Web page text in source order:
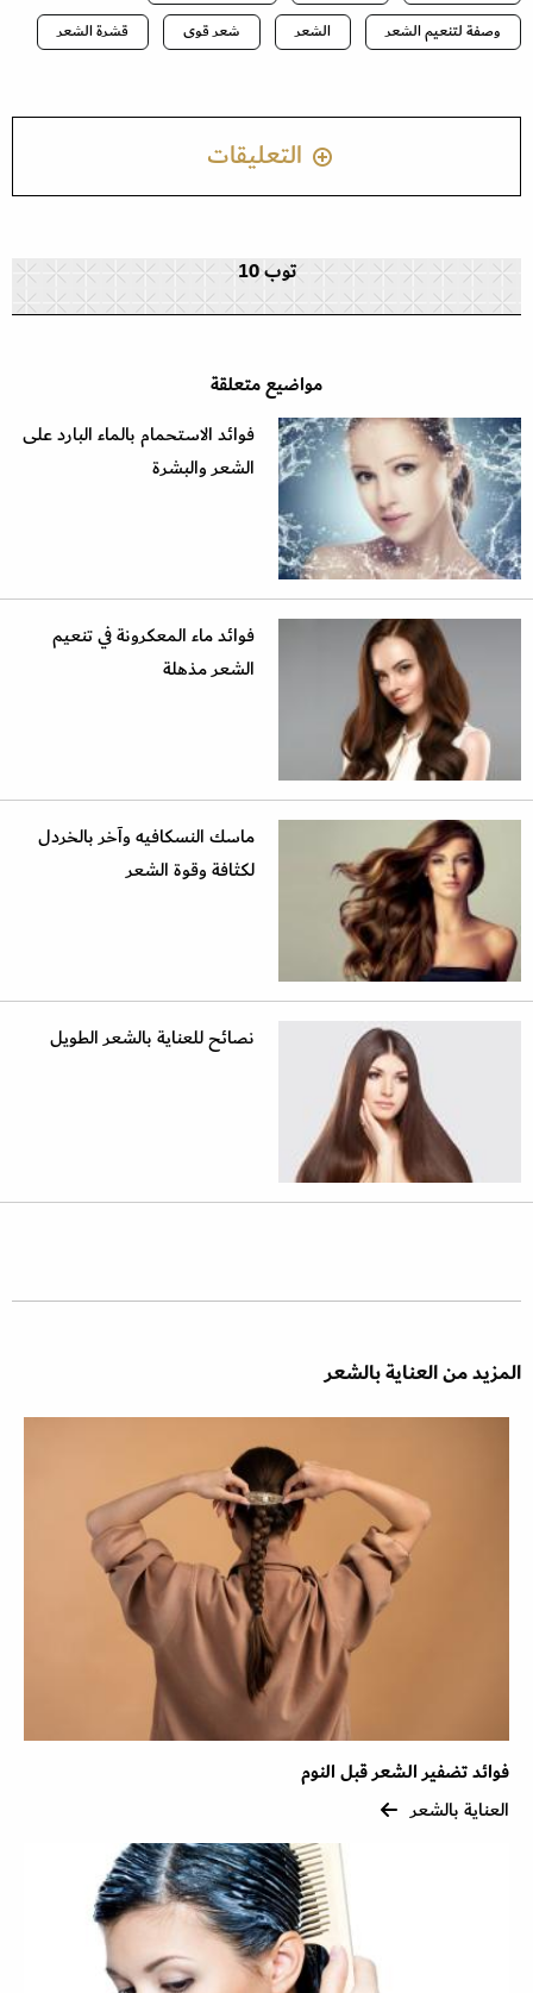
وصفة لتنعيم الشعر
الشعر شعر قوى قشرة الشعر
التعليقات
توب 10
مواضيع متعلقة
فوائد الاستحمام بالماء البارد على
الشعر والبشرة
فوائد ماء المعكرونة في تنعيم
الشعر مذهلة
ماسك النسكافيه وآخر بالخردل
لكثافة وقوة الشعر
نصائح للعناية بالشعر الطويل
المزيد من العناية بالشعر
فوائد تضفير الشعر قبل النوم
العناية بالشعر